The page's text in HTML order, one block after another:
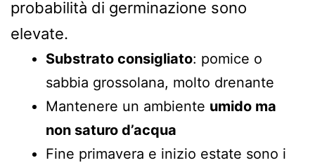
probabilità di germinazione sono
elevate.
Substrato consigliato: pomice o
sabbia grossolana, molto drenante
Mantenere un ambiente umido ma
non saturo d’acqua
Fine primavera e inizio estate sono i